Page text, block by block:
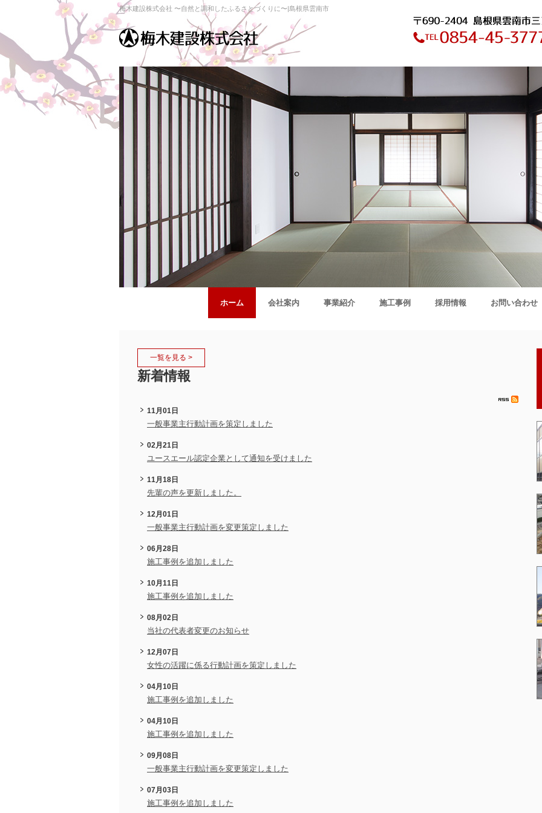
梅木建設株式会社 〜自然と調和したふるさとづくりに〜|島根県雲南市
ホーム 会社案内 事業紹介 施工事例 採用情報 お問い合わせ
一覧を見る >
新着情報
11月01日
一般事業主行動計画を策定しました
02月21日
ユースエール認定企業として通知を受けました
11月18日
先輩の声を更新しました。
12月01日
一般事業主行動計画を変更策定しました
06月28日
施工事例を追加しました
10月11日
施工事例を追加しました
08月02日
当社の代表者変更のお知らせ
12月07日
女性の活躍に係る行動計画を策定しました
04月10日
施工事例を追加しました
04月10日
施工事例を追加しました
09月08日
一般事業主行動計画を変更策定しました
07月03日
施工事例を追加しました